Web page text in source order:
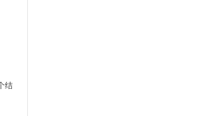
结